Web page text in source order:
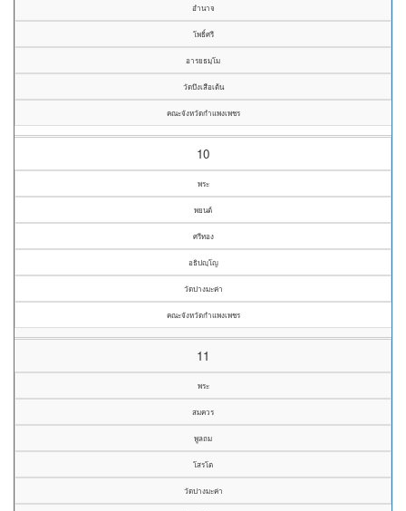
อำนาจ
โพธิ์ศรี
อารยธมฺโม
วัดบึงเสือเต้น
คณะจังหวัดกำแพงเพชร
10
พระ
พยนต์
ศรีทอง
อธิปญฺโญ
วัดปางมะค่า
คณะจังหวัดกำแพงเพชร
11
พระ
สมควร
พูลถม
โสรโต
วัดปางมะค่า